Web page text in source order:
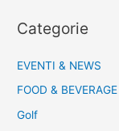
Categorie
EVENTI & NEWS
FOOD &
Golf